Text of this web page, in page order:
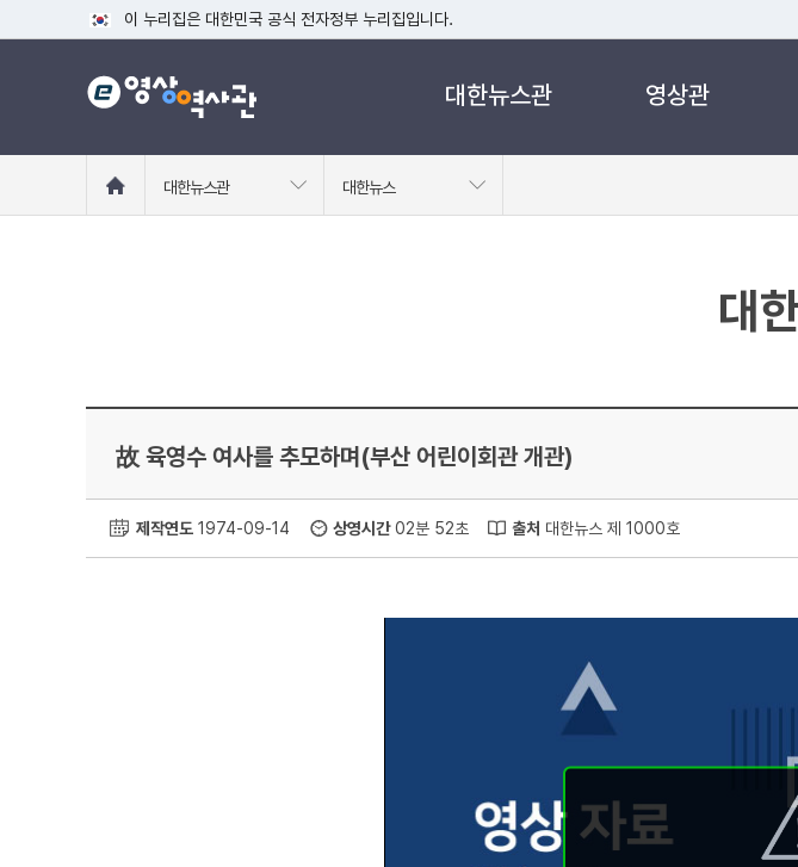
이 누리집은 대한민국 공식 전자정부 누리집입니다.
공식 누리집 주소 확인하기
go.kr 주소를 사용하는 누리집은 대한민국 정부기관이 관리하는 누리집입니다.
대한뉴스관 영상관
로
대한뉴스관 대한뉴스
대
故 육영수 여사를 추모하며(부산 어린이회관 개관)
제작연도 1974-09-14 상영시간02분 52초 출처 대한뉴스 제 1000호